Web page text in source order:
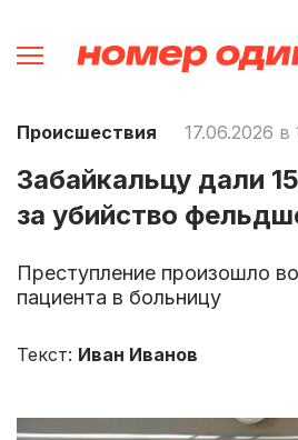
Происшествия 17.06.2026 в
Забайкальцу дали
за убийство
Преступление произошло
пациента в больницу
Текст: Иван Иванов